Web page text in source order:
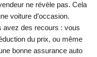
ne révèle pas. Cela
voiture d’occasion.
avez des recours : vous
du prix, ou même
bonne assurance auto